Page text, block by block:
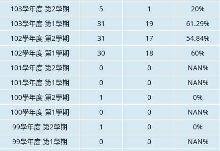
103學年度 第2學期
5 1
20%
103學年度 第1學期
31 19
61.29%
102學年度 第2學期
31 17
54.84%
102學年度 第1學期
30 18
60%
101學年度 第2學期
0 0
NAN%
101學年度 第1學期
0 0
NAN%
100學年度 第2學期
1 0
0%
100學年度 第1學期
0 0
NAN%
99學年度 第2學期
1 0
0%
99學年度 第1學期
0 0
NAN%